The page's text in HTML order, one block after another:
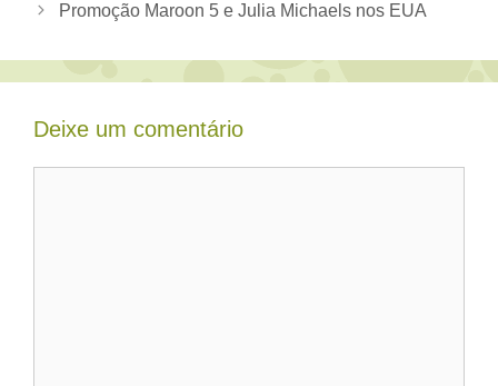
Promoção Maroon 5 e Julia Michaels nos EUA
Deixe um comentário